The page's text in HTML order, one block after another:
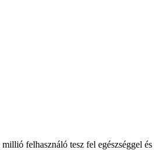
felhasználó tesz fel egészséggel és